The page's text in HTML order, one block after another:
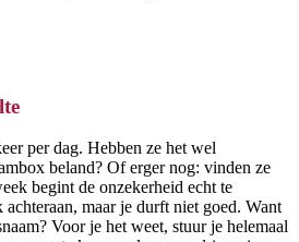
per dag. Hebben ze het wel
beland? Of erger nog: vinden ze
begint de onzekerheid echt te
maar je durft niet goed. Want
Voor je het weet, stuur je helemaal